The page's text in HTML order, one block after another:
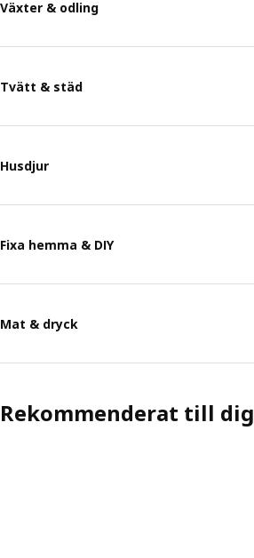
Växter & odling
Tvätt & städ
Husdjur
Fixa hemma & DIY
Mat & dryck
Rekommenderat till dig